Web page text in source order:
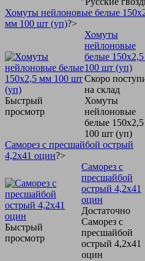
Хомуты нейлоновые белые
мм 100 шт (уп)?>
Быстрый
просмотр
Хомуты
нейлоновые
белые
100 шт (уп)
Скоро
на склад
Хомуты
нейлоновые
белые
100 шт (уп)
Саморез с пресшайбой острый
4,2х41 оцин?>
Быстрый
просмотр
Саморез с
пресшайбой
острый 4,2х41
оцин
Достаточно
Саморез с
пресшайбой
острый 4,2х41
оцин